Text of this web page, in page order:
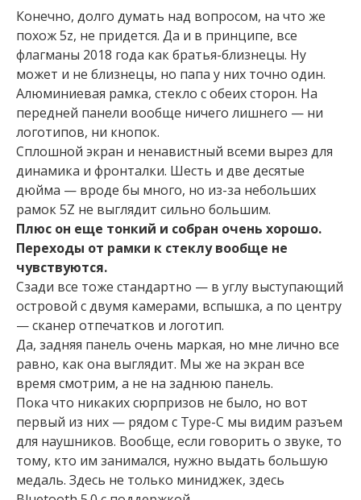
Конечно, долго думать над вопросом, на что же
похож 5z, не придется. Да и в принципе, все
флагманы 2018 года как братья-близнецы. Ну
может и не близнецы, но папа у них точно один.
Алюминиевая рамка, стекло с обеих сторон. На
передней панели вообще ничего лишнего — ни
логотипов, ни кнопок.
Сплошной экран и ненавистный всеми вырез для
динамика и фронталки. Шесть и две десятые
дюйма — вроде бы много, но из-за небольших
рамок 5Z не выглядит сильно большим.
Плюс он еще тонкий и собран очень хорошо.
Переходы от рамки к стеклу вообще не
чувствуются.
Сзади все тоже стандартно — в углу выступающий
островой с двумя камерами, вспышка, а по центру
— сканер отпечатков и логотип.
Да, задняя панель очень маркая, но мне лично все
равно, как она выглядит. Мы же на экран все
время смотрим, а не на заднюю панель.
Пока что никаких сюрпризов не было, но вот
первый из них — рядом с Type-C мы видим разъем
для наушников. Вообще, если говорить о звуке, то
тому, кто им занимался, нужно выдать большую
медаль. Здесь не только миниджек, здесь